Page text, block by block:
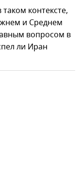
контексте,
и Среднем
вопросом в
ли Иран